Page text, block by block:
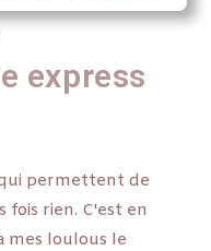
express
permettent de
fois rien. C'est en
mes loulous le